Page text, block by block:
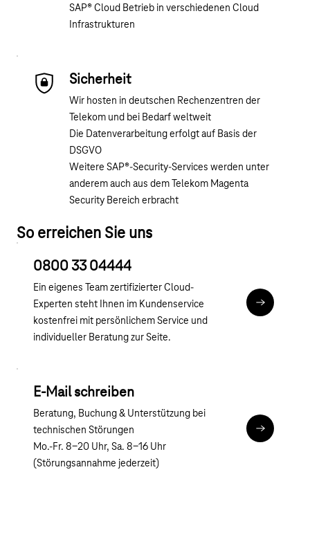
SAP® Cloud Betrieb in verschiedenen Cloud
Infrastrukturen
Sicherheit
Wir hosten in deutschen Rechenzentren der
Telekom und bei Bedarf weltweit
Die Datenverarbeitung erfolgt auf Basis der
DSGVO
Weitere SAP®-Security-Services werden unter
anderem auch aus dem Telekom Magenta
Security Bereich erbracht
So erreichen Sie uns
0800 33 04444
Ein eigenes Team zertifizierter Cloud-
Experten steht Ihnen im Kundenservice
kostenfrei mit persönlichem Service und
individueller Beratung zur Seite.
tel:0800
E-Mail schreiben
Beratung, Buchung & Unterstützung bei
technischen Störungen
Mo.-Fr. 8-20 Uhr, Sa. 8-16 Uhr
(Störungsannahme jederzeit)
Kontakt